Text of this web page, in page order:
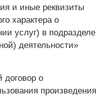
и иные реквизиты
характера о
услуг) в подразделе
деятельности»
договор о
произведения